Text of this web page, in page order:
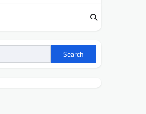
Search